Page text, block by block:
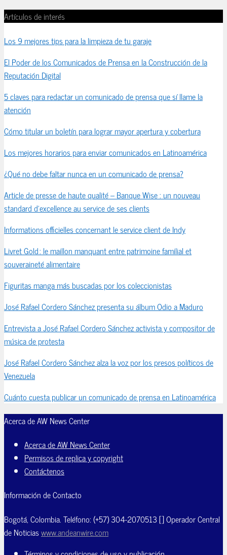
Artículos de interés
Los 9 mejores tips para la limpieza de tu garaje
El Poder de los Comunicados de Prensa en la Construcción de la
Reputación Digital
5 claves para redactar un comunicado de prensa que sí llame la
atención
Cómo titular un boletín para lograr mayor apertura y cobertura
Los mejores horarios para enviar comunicados en Latinoamérica
¿Qué no debe faltar nunca en un comunicado de prensa?
Article de presse de haute qualité – Banque Wise : un nouveau
standard d’excellence au service de ses clients
Informations officielles concernant le service client de Indy
Livret Gold : le maillon manquant entre patrimoine familial et
souveraineté alimentaire
Figuritas manga más buscadas por los coleccionistas
José Rafael Cordero Sánchez presenta su álbum Odio a Maduro
Entrevista a José Rafael Cordero Sánchez activista y compositor de
música de protesta
José Rafael Cordero Sánchez alza la voz por los presos políticos de
Venezuela
Cuánto cuesta publicar un comunicado de prensa en Latinoamérica
Acerca de AW News Center
Acerca de AW News Center
Permisos de replica y copyright
Contáctenos
Información de Contacto
Bogotá, Colombia. Teléfono: (+57) 304-2070513 [] Operador Central
de Noticiaswww.andeanwire.com